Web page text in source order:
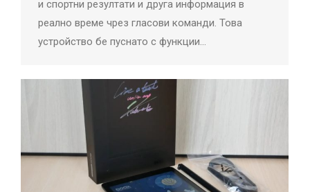
и спортни резултати и друга информация в
реално време чрез гласови команди. Това
устройство бе пуснато с функции…